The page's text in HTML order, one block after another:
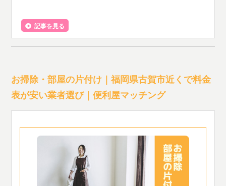
記事を見る
お掃除・部屋の片付け｜福岡県古賀市近くで料金
表が安い業者選び｜便利屋マッチング